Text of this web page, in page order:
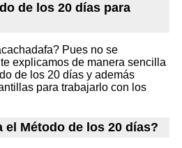
de los 20 días para
Pues no se
explicamos de manera sencilla
de los 20 días y además
para trabajarlo con los
el Método de los 20 días?